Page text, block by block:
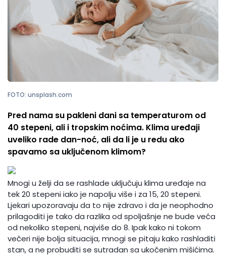
FOTO: unsplash.com
Pred nama su pakleni dani sa temperaturom od
40 stepeni, ali i tropskim noćima. Klima uređaji
uveliko rade dan-noć, ali da li je u redu ako
spavamo sa uključenom klimom?
Mnogi u želji da se rashlade uključuju klima uređaje na
tek 20 stepeni iako je napolju više i za 15, 20 stepeni.
Ljekari upozoravaju da to nije zdravo i da je neophodno
prilagoditi je tako da razlika od spoljašnje ne bude veća
od nekoliko stepeni, najviše do 8. Ipak kako ni tokom
večeri nije bolja situacija, mnogi se pitaju kako rashladiti
stan, a ne probuditi se sutradan sa ukočenim mišićima.